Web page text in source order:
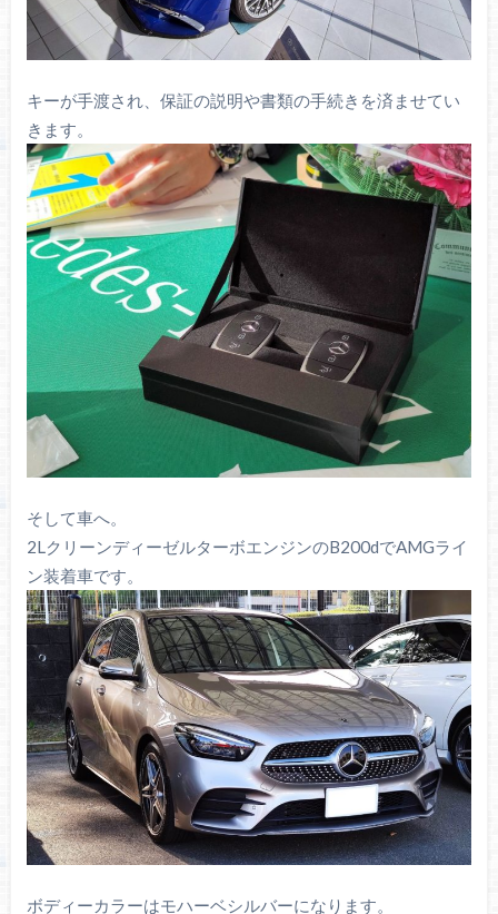
キーが手渡され、保証の説明や書類の手続きを済ませてい
きます。
そして車へ。
2LクリーンディーゼルターボエンジンのB200dでAMGライ
ン装着車です。
ボディーカラーはモハーベシルバーになります。